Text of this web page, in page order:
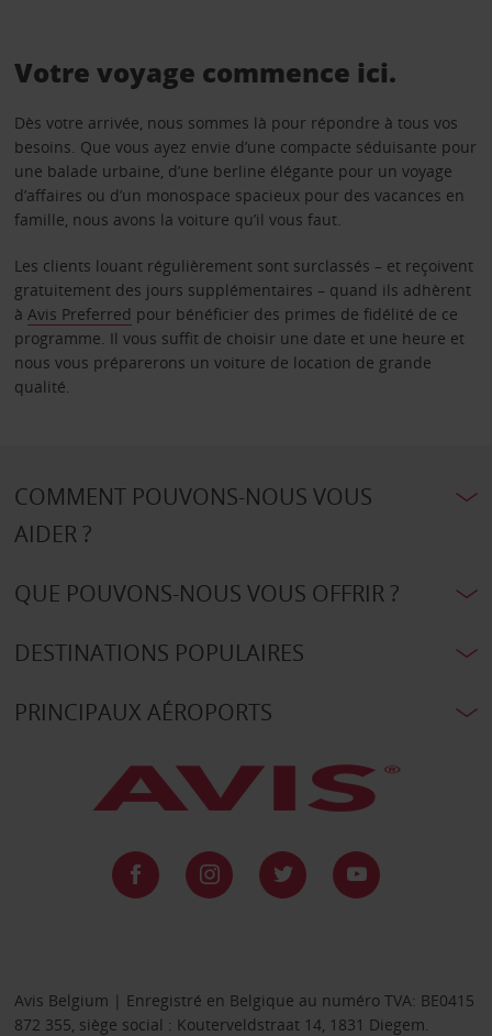
Votre voyage commence ici.
Dès votre arrivée, nous sommes là pour répondre à tous vos
besoins. Que vous ayez envie d’une compacte séduisante pour
une balade urbaine, d’une berline élégante pour un voyage
d’affaires ou d’un monospace spacieux pour des vacances en
famille, nous avons la voiture qu’il vous faut.
Les clients louant régulièrement sont surclassés – et reçoivent
gratuitement des jours supplémentaires – quand ils adhèrent
à Avis Preferred pour bénéficier des primes de fidélité de ce
programme. Il vous suffit de choisir une date et une heure et
nous vous préparerons un voiture de location de grande
qualité.
COMMENT POUVONS-NOUS VOUS
AIDER ?
QUE POUVONS-NOUS VOUS OFFRIR ?
DESTINATIONS POPULAIRES
PRINCIPAUX AÉROPORTS
Avis Belgium | Enregistré en Belgique au numéro TVA: BE0415
872 355, siège social : Kouterveldstraat 14, 1831 Diegem.